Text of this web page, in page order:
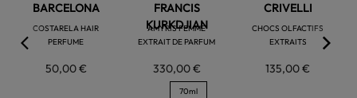
BARCELONA
COSTARELA HAIR
PERFUME
50,00 €
FRANCIS
KURKDJIAN
AMYRIS FEMME
EXTRAIT DE PARFUM
330,00 €
70ml
CRIVELLI
CHOCS OLFACTIFS
EXTRAITS
135,00 €